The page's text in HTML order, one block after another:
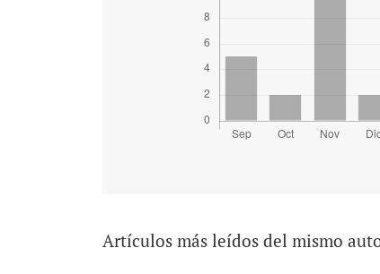
Artículos más leídos del mismo